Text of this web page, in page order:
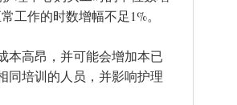
工作的时数增幅不足1%。
本高昂，并可能会增加本已
同培训的人员，并影响护理